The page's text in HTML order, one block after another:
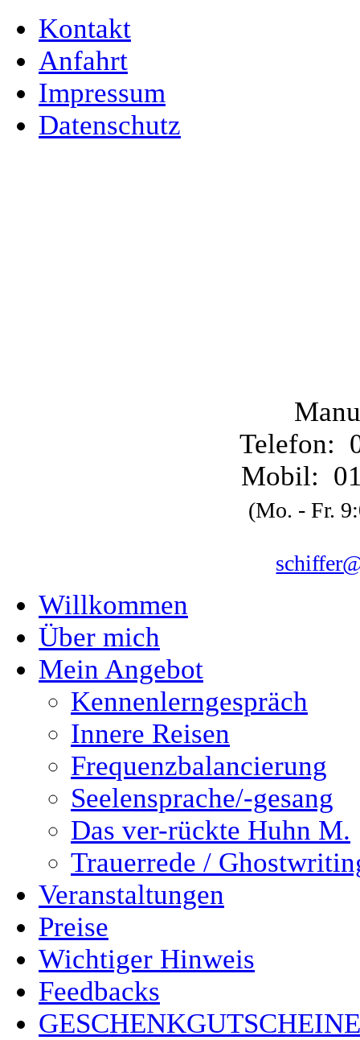
Kontakt
Anfahrt
Impressum
Datenschutz
Telefon:
Mobil:
(Mo. - Fr.
Willkommen
Über mich
Mein Angebot
Kennenlerngespräch
Innere Reisen
Frequenzbalancierung
Seelensprache/-gesang
Das ver-rückte Huhn M.
Trauerrede /
Veranstaltungen
Preise
Wichtiger Hinweis
Feedbacks
GESCHENKGUTSCHEINE